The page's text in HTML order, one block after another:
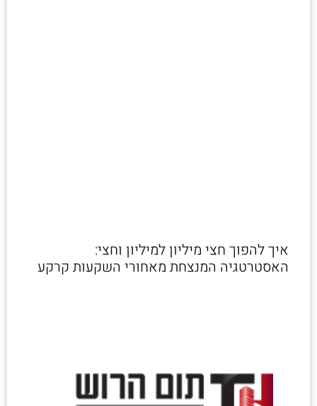
איך להפוך חצי מיליון למיליון וחצי:
האסטרטגיה המנצחת מאחורי השקעות קרקע